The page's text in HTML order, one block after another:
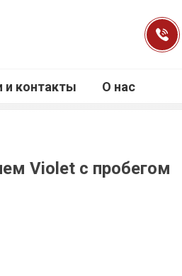
и контакты О нас
Violet с пробегом